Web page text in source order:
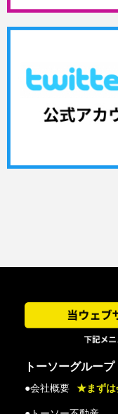
トーソーグループ
●会社概要 ★まずは